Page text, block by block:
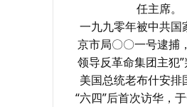
任主席。
一九九零年被中共国
京市局〇〇一号逮捕
领导反革命集团主犯”
美国总统老布什安排
“六四”后首次访华，